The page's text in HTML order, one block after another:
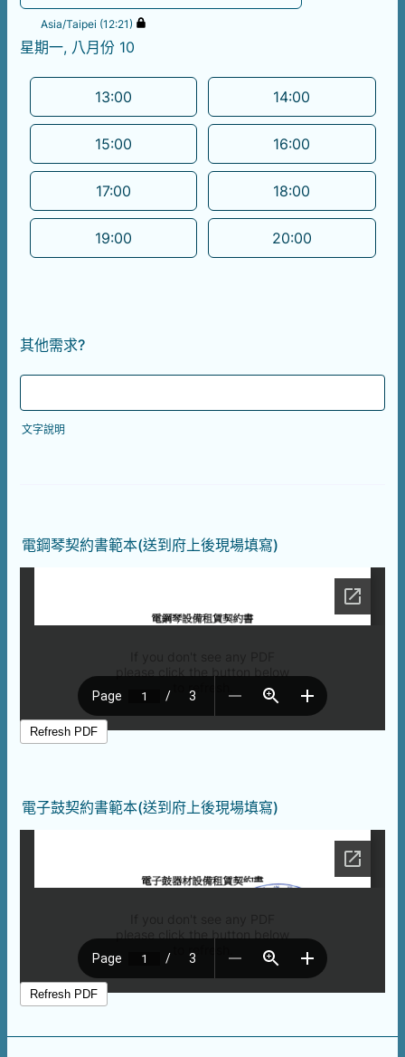
星期一, 八月份 10
Appointment time
13:00 14:00
15:00 16:00
17:00 18:00
19:00 20:00
Asia/Taipei (12:21)
其他需求?
文字說明
電鋼琴契約書範本(送到府上後現場填寫)
電子鼓契約書範本(送到府上後現場填寫)